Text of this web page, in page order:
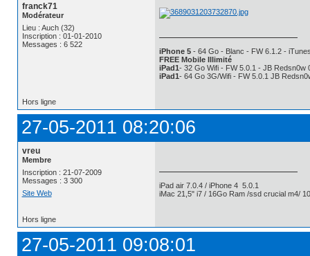
franck71
Modérateur
Lieu : Auch (32)
Inscription : 01-01-2010
Messages : 6 522
iPhone 5- 64 Go - Blanc - FW 6.1.2 -
FREE Mobile Illimité
iPad1 - 32 Go Wifi - FW 5.0.1 - JB Redsn0w
iPad1 - 64 Go 3G/Wifi - FW 5.0.1 JB
Hors ligne
27-05-2011 08:20:06
vreu
Membre
Inscription : 21-07-2009
Messages : 3 300
Site Web
iPad air 7.0.4 / iPhone 4 5.0.1
iMac 21,5" i7 / 16Go Ram /ssd crucial m4/
Hors ligne
27-05-2011 09:08:01